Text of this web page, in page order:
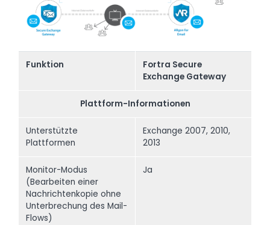
Funktion
Fortra Secure
Exchange Gateway
Plattform-Informationen
Unterstützte
Plattformen
Exchange 2007, 2010,
2013
Monitor-Modus
(Bearbeiten einer
Nachrichtenkopie ohne
Unterbrechung des Mail-
Flows)
Ja